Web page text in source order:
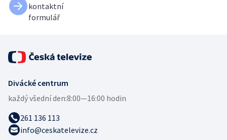
kontaktní
formulář
Divácké centrum
každý všední den:8:00—16:00 hodin
261 136 113
info@ceskatelevize.cz